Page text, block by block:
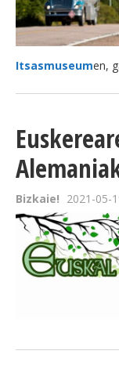
Itsasmuseumen,
Bizkaie! 2021-05-